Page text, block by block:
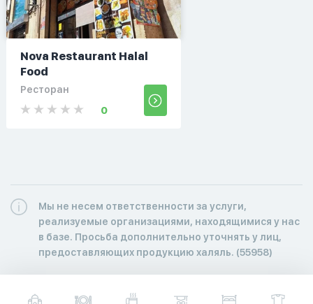
Nova Restaurant Halal
Food
Ресторан
0
Мы не несем ответственности за услуги,
реализуемые организациями, находящимися у нас
в базе. Просьба дополнительно уточнять у лиц,
предоставляющих продукцию халяль. (55958)